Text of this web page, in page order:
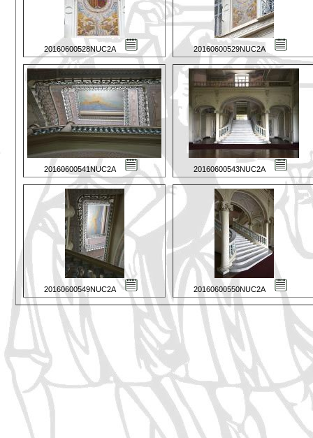
20160600528NUC2A 20160600529NUC2A
20160600541NUC2A 20160600543NUC2A
20160600549NUC2A 20160600550NUC2A